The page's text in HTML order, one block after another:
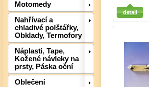
Motomedy
Nahřívací a
chladivé polštářky,
Obklady, Termofory
Náplasti, Tape,
Kožené návleky na
prsty, Páska oční
Oblečení
detail
Detail
Detail